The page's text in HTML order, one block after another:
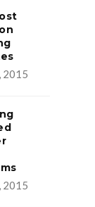
2015
2015